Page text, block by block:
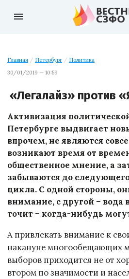
menu
Главная / Петербург / Политика
30/01/2019 — 10:59
«Легалайз» против
Активизация
Петербурге выдвигает
впрочем, не являются
возникают время от
общественное мнение, а
забываются до
цикла. С одной стороны,
внимание, с другой – вода
точит – когда-нибудь
А привлекать внимание к
накануне многообещающих
выборов приходится не от
втором по значимости и